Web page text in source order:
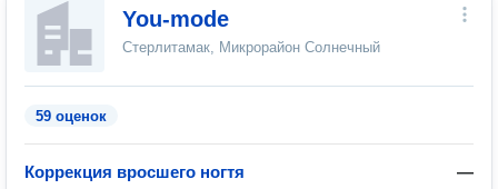
You-mode
Стерлитамак, Микрорайон Солнечный
59 оценок
Коррекция вросшего ногтя —